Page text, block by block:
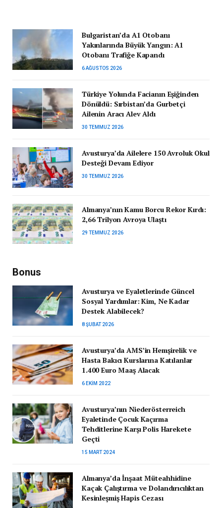
Bulgaristan’da A1 Otobanı
Yakınlarında Büyük Yangın: A1
Otobanı Trafiğe Kapandı
6 AĞUSTOS 2026
Türkiye Yolunda Facianın Eşiğinden
Dönüldü: Sırbistan’da Gurbetçi
Ailenin Aracı Alev Aldı
30 TEMMUZ 2026
Avusturya’da Ailelere 150 Avroluk Okul
Desteği Devam Ediyor
30 TEMMUZ 2026
Almanya’nın Kamu Borcu Rekor Kırdı:
2,66 Trilyon Avroya Ulaştı
29 TEMMUZ 2026
Bonus
Avusturya ve Eyaletlerinde Güncel
Sosyal Yardımlar: Kim, Ne Kadar
Destek Alabilecek?
8 ŞUBAT 2026
Avusturya’da AMS’in Hemşirelik ve
Hasta Bakıcı Kurslarına Katılanlar
1.400 Euro Maaş Alacak
6 EKIM 2022
Avusturya’nın Niederösterreich
Eyaletinde Çocuk Kaçırma
Tehditlerine Karşı Polis Harekete
Geçti
15 MART 2024
Almanya’da İnşaat Müteahhidine
Kaçak Çalıştırma ve Dolandırıcılıktan
Kesinleşmiş Hapis Cezası